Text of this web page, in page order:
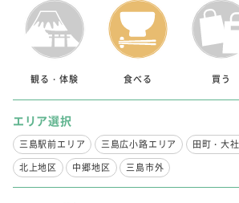
観る・体験 食べる 買う
エリア選択
三島駅前エリア 三島広小路エリア
田町・大
北上地区
中郷地区 三島市外